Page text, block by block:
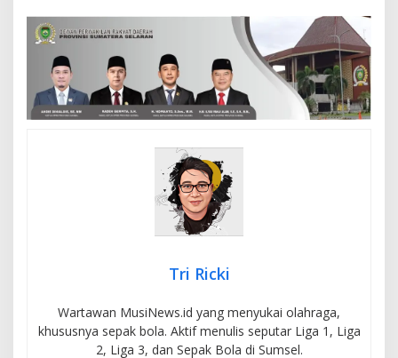
Tri Ricki
Wartawan MusiNews.id yang menyukai olahraga,
khususnya sepak bola. Aktif menulis seputar Liga 1, Liga
2, Liga 3, dan Sepak Bola di Sumsel.